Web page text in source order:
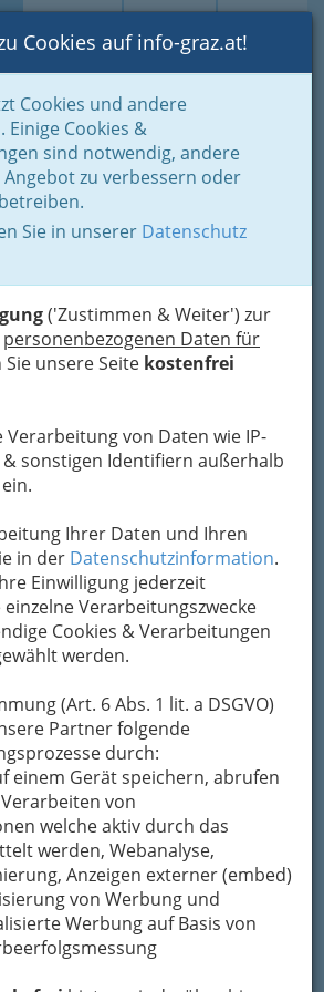
Suche Login Toggle
Cookies auf info-graz.at!
Cookies und andere
Einige Cookies &
sind notwendig, andere
zu verbessern oder
Sie in unserer Datenschutz
('Zustimmen & Weiter') zur
personenbezogenen Daten für
unsere Seite kostenfrei
Verarbeitung von Daten wie IP-
& sonstigen Identifiern außerhalb
Ihrer Daten und Ihren
in der Datenschutzinformation.
Einwilligung jederzeit
Verarbeitungszwecke
Cookies & Verarbeitungen
werden.
(Art. 6 Abs. 1 lit. a DSGVO)
Partner folgende
durch:
einem Gerät speichern, abrufen
von
welche aktiv durch das
werden, Webanalyse,
Anzeigen externer (embed)
von Werbung und
Werbung auf Basis von
Auto - KFZ
2009
zur
2009
Herstellern sind
Das hat der ADAC bei
von 1,95 Millionen Pannen
denen die «Gelben Engel»
vergangenen Jahr zu Hilfe
In sieben von acht Auto-
die heimischen Fahrzeuge
mit. Damit setze sich ein
bereits in den vergangenen
habe. Mit Ausnahme
in der Mazda und Mitsubishi
kommen die restlichen
von Audi, Mercedes, BMW
einen Kompromiss zur
Opel gefunden: Sitze von
Motoren von Märklin.